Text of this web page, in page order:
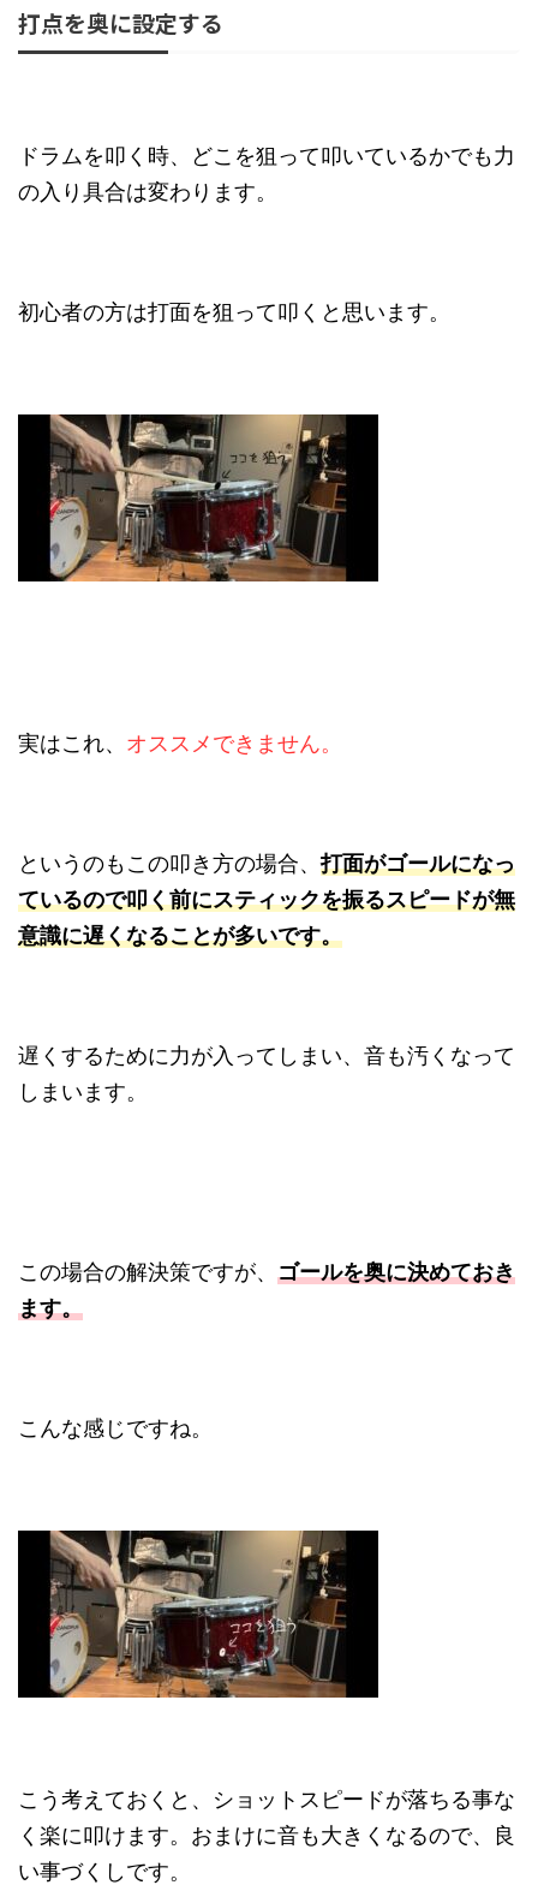
打点を奥に設定する
ドラムを叩く時、どこを狙って叩いているかでも力
の入り具合は変わります。
初心者の方は打面を狙って叩くと思います。
実はこれ、 オススメできません。
というのもこの叩き方の場合、打面がゴールになっ
ているので叩く前にスティックを振るスピードが無
意識に遅くなることが多いです。
遅くするために力が入ってしまい、音も汚くなって
しまいます。
この場合の解決策ですが、 ゴールを奥に決めておき
ます。
こんな感じですね。
こう考えておくと、ショットスピードが落ちる事な
く楽に叩けます。おまけに音も大きくなるので、良
い事づくしです。